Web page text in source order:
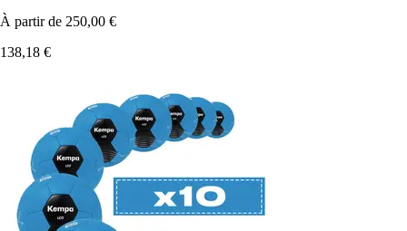
À partir de 250,00 €
138,18 €